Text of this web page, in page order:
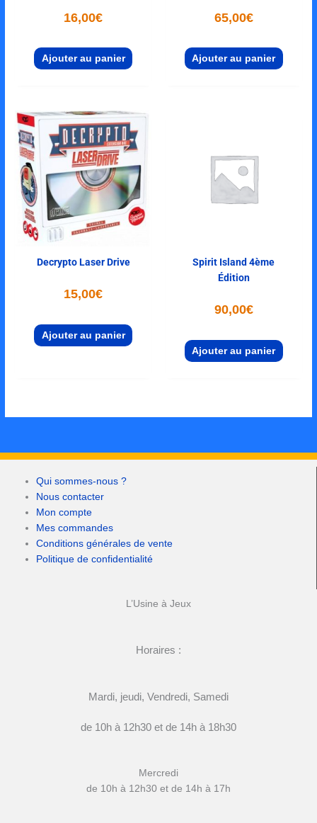
16,00€
Ajouter au panier
65,00€
Ajouter au panier
Decrypto Laser Drive
15,00€
Ajouter au panier
Spirit Island 4ème
Édition
90,00€
Ajouter au panier
Qui sommes-nous ?
Nous contacter
Mon compte
Mes commandes
Conditions générales de vente
Politique de confidentialité
L’Usine à Jeux
Horaires :
Mardi, jeudi, Vendredi, Samedi
de 10h à 12h30 et de 14h à 18h30
Mercredi
de 10h à 12h30 et de 14h à 17h